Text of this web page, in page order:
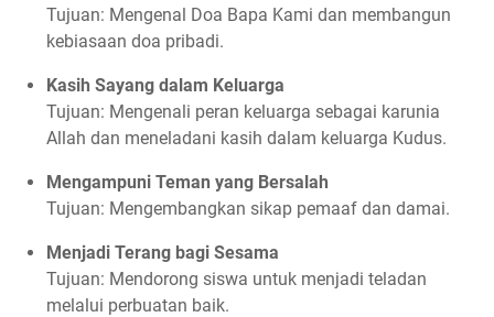
Tujuan: Mengenal Doa Bapa Kami dan membangun
kebiasaan doa pribadi.
Kasih Sayang dalam Keluarga
Tujuan: Mengenali peran keluarga sebagai karunia
Allah dan meneladani kasih dalam keluarga Kudus.
Mengampuni Teman yang Bersalah
Tujuan: Mengembangkan sikap pemaaf dan damai.
Menjadi Terang bagi Sesama
Tujuan: Mendorong siswa untuk menjadi teladan
melalui perbuatan baik.